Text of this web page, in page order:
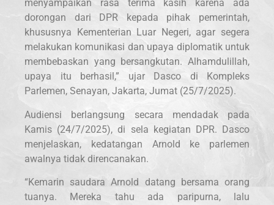
menyampaikan rasa terima kasih karena ada
dorongan dari DPR kepada pihak pemerintah,
khususnya Kementerian Luar Negeri, agar segera
melakukan komunikasi dan upaya diplomatik untuk
membebaskan yang bersangkutan. Alhamdulillah,
upaya itu berhasil,” ujar Dasco di Kompleks
Parlemen, Senayan, Jakarta, Jumat (25/7/2025).
Audiensi berlangsung secara mendadak pada
Kamis (24/7/2025), di sela kegiatan DPR. Dasco
menjelaskan, kedatangan Arnold ke parlemen
awalnya tidak direncanakan.
“Kemarin saudara Arnold datang bersama orang
tuanya. Mereka tahu ada paripurna, lalu